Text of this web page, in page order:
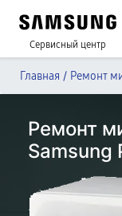
Сервисный центр
Главная / Ремонт
Ремонт
Samsung